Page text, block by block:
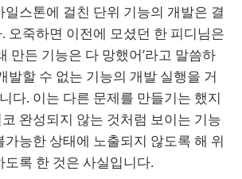
일스톤에 걸친 단위 기능의 개발은 결
오죽하면 이전에 모셨던 한 피디님은
만든 기능은 다 망했어’라고 말씀하
발할 수 없는 기능의 개발 실행을 거
다. 이는 다른 문제를 만들기는 했지
완성되지 않는 것처럼 보이는 기능
가능한 상태에 노출되지 않도록 해 위
도록 한 것은 사실입니다.